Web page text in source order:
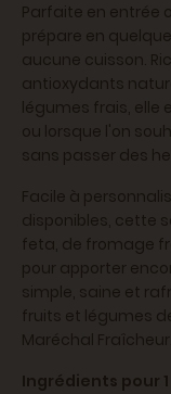
Parfaite en entrée
prépare en
aucune cuisson.
antioxydants
légumes frais, elle
ou lorsque l'on
sans passer des
Facile à
disponibles, cette
feta, de fromage
pour apporter
simple, saine et
fruits et légumes
Maréchal Fraîcheur.
Ingrédients pour